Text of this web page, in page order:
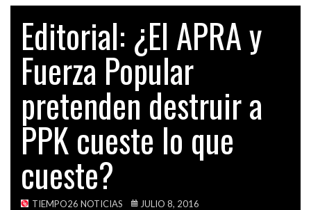
OPINIÓN
ENTRETENIMIENTO
TECH
Editorial: ¿El APRA y
Fuerza Popular
pretenden destruir a
PPK cueste lo que
cueste?
TIEMPO26 NOTICIAS JULIO 8, 2016